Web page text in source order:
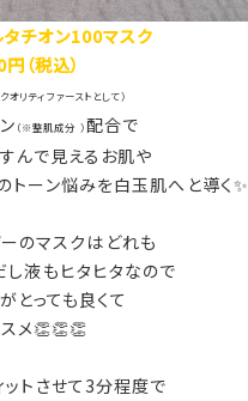
チオン100マスク
（税込）
オリティファーストとして）
（※整肌成分 ）配合で
んで見えるお肌や
トーン悩みを白玉肌へと導く✨
のマスクはどれも
し液もヒタヒタなので
とっても良くて
メ👏👏👏
トさせて3分程度で